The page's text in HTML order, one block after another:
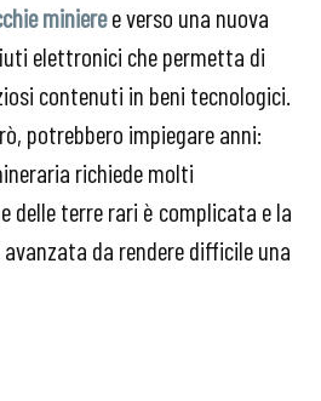
minieree verso una nuova
elettronici che permetta di
contenuti in beni tecnologici.
potrebbero impiegare anni:
richiede molti
delle terre rari è complicata e la
da rendere difficile una